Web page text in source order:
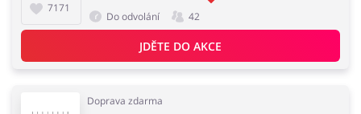
7171
Do odvolání 42
JDĚTE DO AKCE
Doprava zdarma